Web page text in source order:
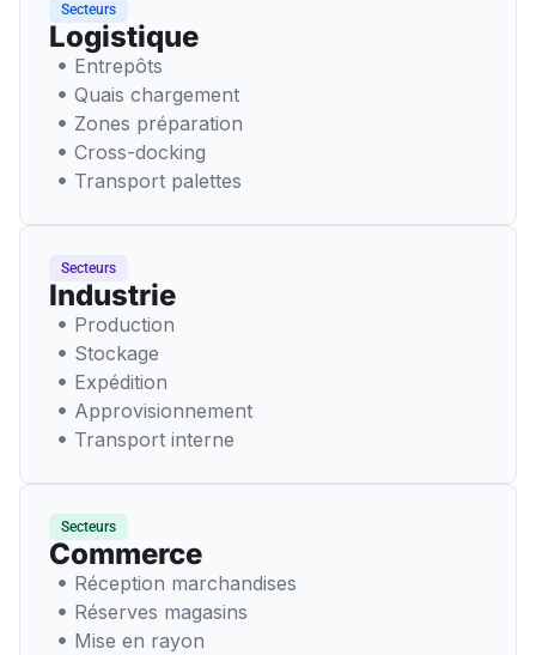
Secteurs
Logistique
Entrepôts
Quais chargement
Zones préparation
Cross-docking
Transport palettes
Secteurs
Industrie
Production
Stockage
Expédition
Approvisionnement
Transport interne
Secteurs
Commerce
Réception marchandises
Réserves magasins
Mise en rayon